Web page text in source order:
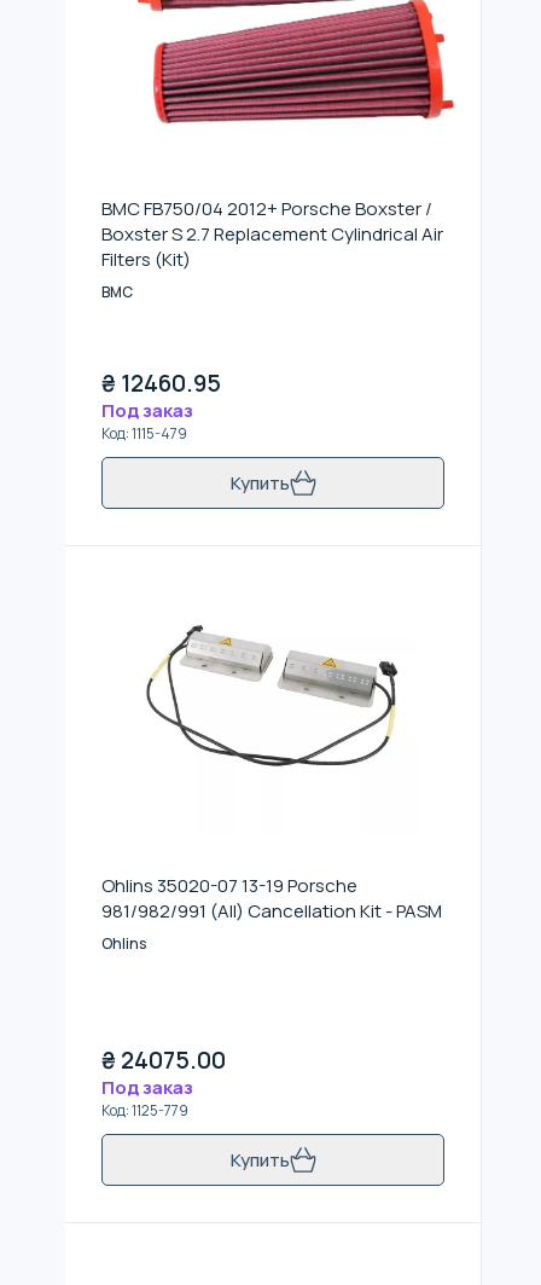
BMC FB750/04 2012+ Porsche Boxster /
Boxster S 2.7 Replacement Cylindrical Air
Filters (Kit)
BMC
₴ 12460.95
Под заказ
Код:1115-479
Купить
Ohlins 35020-07 13-19 Porsche
981/982/991 (All) Cancellation Kit - PASM
Ohlins
₴ 24075.00
Под заказ
Код:1125-779
Купить